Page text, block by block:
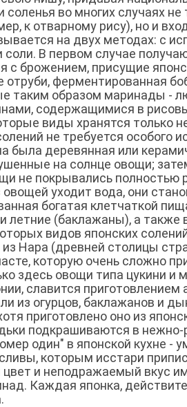
во многих случаях
к отварному рису), но и
на двух методах: с
соли. В первом случае
с брожением, присущие
ферментированная
таким образом маринады -
содержащимися в
виды хранятся только
не требуется особого
была деревянная или
на солнце овощи;
не покрывались
овощей уходит вода, они
богатая клетчаткой
летние (баклажаны), а также
видов японских
из Нара (древней столицы
которую очень сложно
здесь овощи типа цукини и
славится приготовлением
из огурцов, баклажанов и
приготовлено оно из
подкрашиваются в нежно-
один" в японской кухне -
которым исстари
цвет и неподражаемый вкус
Каждая японка,